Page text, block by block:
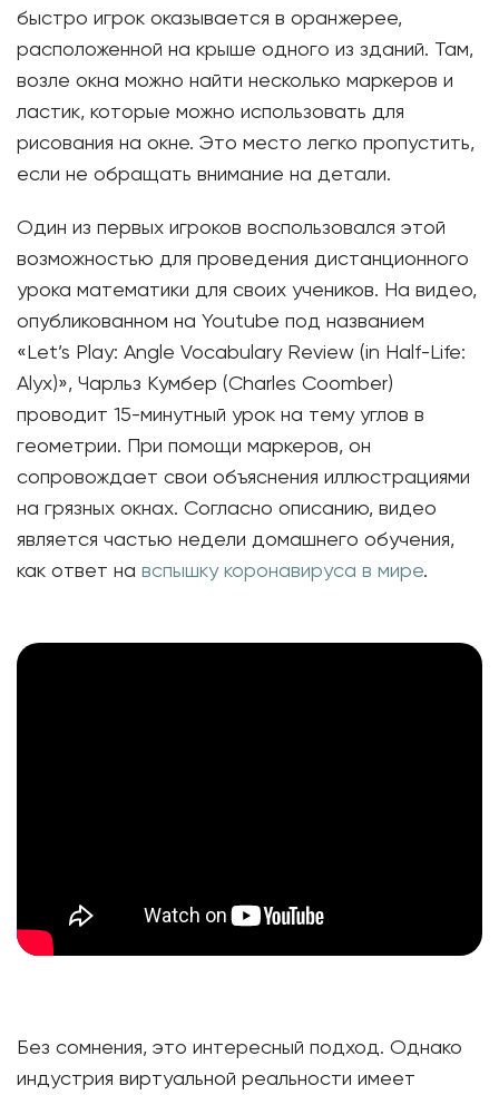
быстро игрок оказывается в оранжерее,
расположенной на крыше одного из зданий. Там,
возле окна можно найти несколько маркеров и
ластик, которые можно использовать для
рисования на окне. Это место легко пропустить,
если не обращать внимание на детали.
Один из первых игроков воспользовался этой
возможностью для проведения дистанционного
урока математики для своих учеников. На видео,
опубликованном на Youtube под названием
«Let’s Play: Angle Vocabulary Review (in Half-Life:
Alyx)», Чарльз Кумбер (Charles Coomber)
проводит 15-минутный урок на тему углов в
геометрии. При помощи маркеров, он
сопровождает свои объяснения иллюстрациями
на грязных окнах. Согласно описанию, видео
является частью недели домашнего обучения,
как ответ на вспышку коронавируса в мире.
Без сомнения, это интересный подход. Однако
индустрия виртуальной реальности имеет